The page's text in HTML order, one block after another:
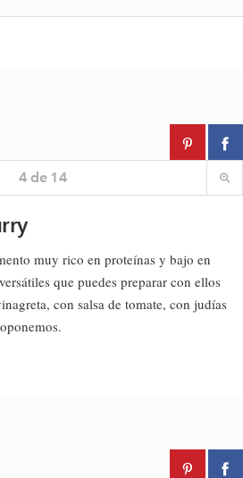
4 de 14
muy rico en proteínas y bajo en
que puedes preparar con ellos
con salsa de tomate, con judías